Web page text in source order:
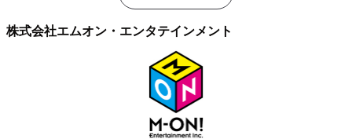
株式会社エムオン・エンタテインメント